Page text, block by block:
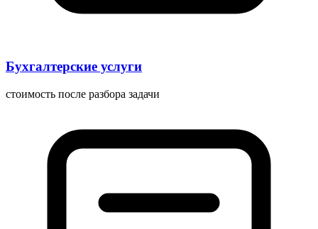
Бухгалтерские услуги
стоимость после разбора задачи